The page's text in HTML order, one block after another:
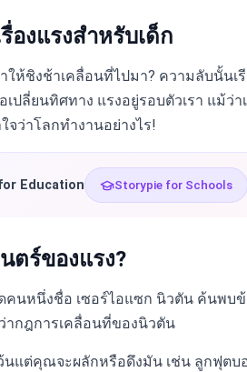
องแรงสำหรับเด็ก
ให้ชิงช้าเคลื่อนที่ไปมา? ความลับนั้น
เปลี่ยนทิศทาง แรงอยู่รอบตัวเรา แม้ว่
จว่าโลกทำงานอย่างไร!
Education Storypie for Schools
ตร์ของแรง?
นหนึ่งชื่อ เซอร์ไอแซก นิวตัน ค้นพบข้อ
ากฎการเคลื่อนที่ของนิวตัน
ว้นแต่คุณจะผลักหรือดึงมัน เช่น ลูกฟุ